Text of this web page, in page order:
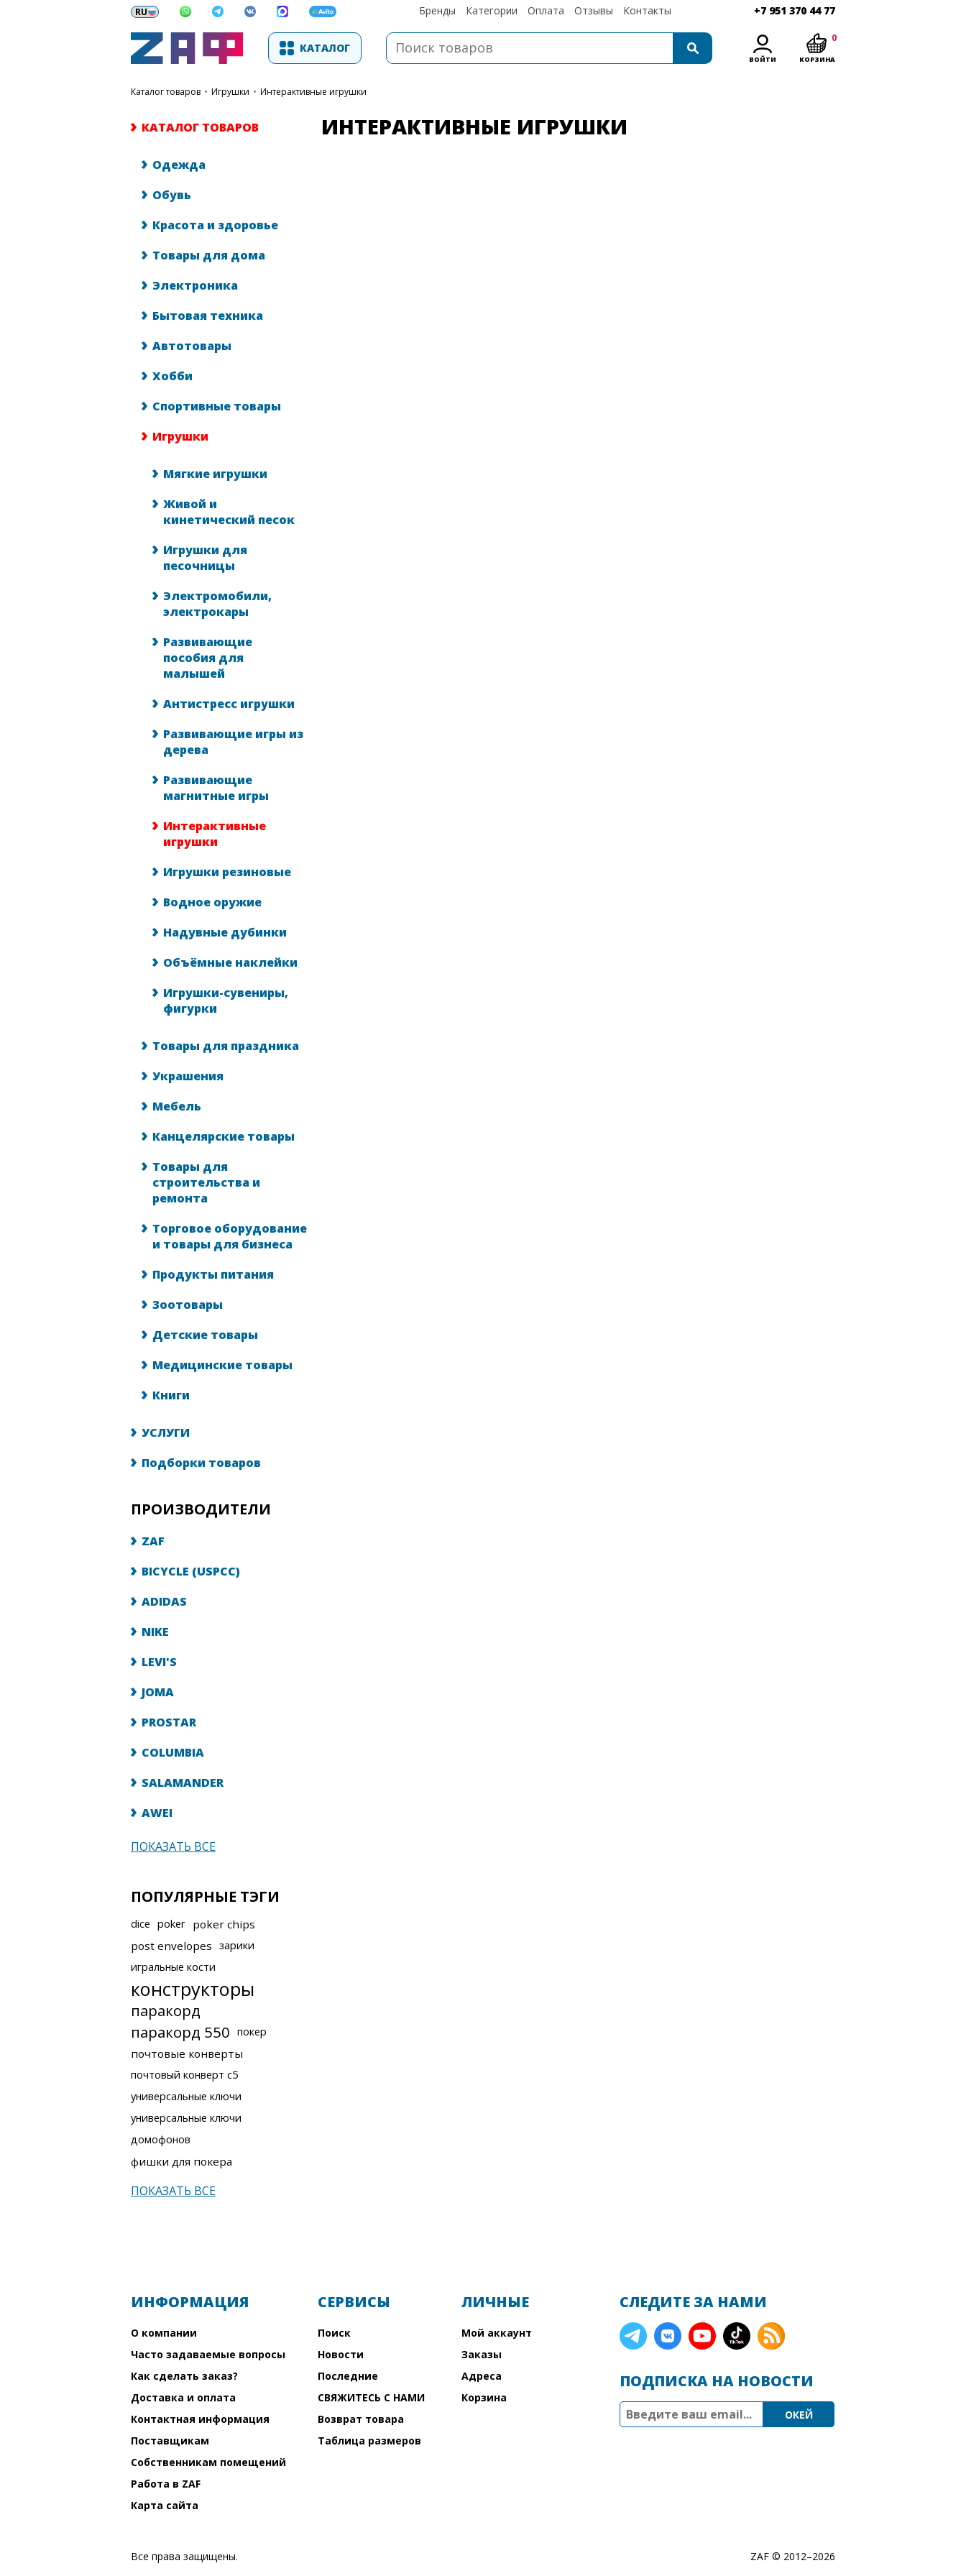
Бренды Категории Оплата Отзывы Контакты +7 951 370 44 77
КАТАЛОГ
ВОЙТИ КОРЗИНА
0
каталог товаров • Игрушки • Интерактивные игрушки
КАТАЛОГ ТОВАРОВ
Одежда
Обувь
Красота и здоровье
Товары для дома
Электроника
Бытовая техника
Автотовары
Хобби
Спортивные товары
Игрушки
Мягкие игрушки
Живой и
кинетический песок
Игрушки для
песочницы
Электромобили,
электрокары
Развивающие
пособия для
малышей
Антистресс игрушки
Развивающие игры из
дерева
Развивающие
магнитные игры
Интерактивные
игрушки
Игрушки резиновые
Водное оружие
Надувные дубинки
Объёмные наклейки
Игрушки-сувениры,
фигурки
Товары для праздника
Украшения
Мебель
Канцелярские товары
Товары для
строительства и
ремонта
Торговое оборудование
и товары для бизнеса
Продукты питания
Зоотовары
Детские товары
Медицинские товары
Книги
УСЛУГИ
Подборки товаров
ПРОИЗВОДИТЕЛИ
ZAF
BICYCLE (USPCC)
ADIDAS
NIKE
LEVI'S
JOMA
PROSTAR
COLUMBIA
SALAMANDER
AWEI
ПОКАЗАТЬ ВСЕ
ПОПУЛЯРНЫЕ ТЭГИ
dice poker poker chips
post envelopes зарики
игральные кости
конструкторы
паракорд
паракорд 550 покер
почтовые конверты
почтовый конверт с5
универсальные ключи
универсальные ключи
домофонов
фишки для покера
ПОКАЗАТЬ ВСЕ
ИНТЕРАКТИВНЫЕ ИГРУШКИ
ИНФОРМАЦИЯ
О компании
Часто задаваемые вопросы
Как сделать заказ?
Доставка и оплата
Контактная информация
Поставщикам
Собственникам помещений
Работа в ZAF
Карта сайта
СЕРВИСЫ
Поиск
Новости
Последние
СВЯЖИТЕСЬ С НАМИ
Возврат товара
Таблица размеров
ЛИЧНЫЕ
Мой аккаунт
Заказы
Адреса
Корзина
СЛЕДИТЕ ЗА НАМИ
ПОДПИСКА НА НОВОСТИ
ZAF © 2012–2026
Все права защищены.